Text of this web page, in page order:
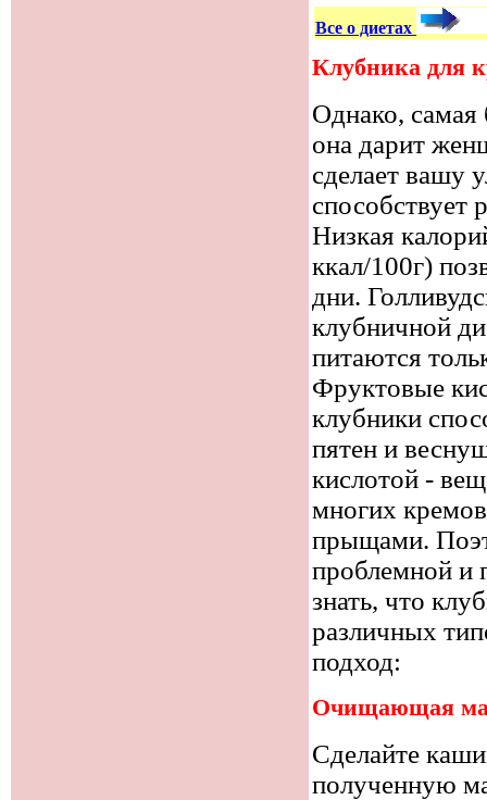
Все о диетах
Клубника для
Однако, самая
она дарит
сделает вашу
способствует
Низкая
ккал/100г)
дни.
клубничной
питаются
Фруктовые
клубники
пятен и
кислотой -
многих
прыщами.
проблемной и
знать, что
различных
подход:
Очищающая
Сделайте
полученную